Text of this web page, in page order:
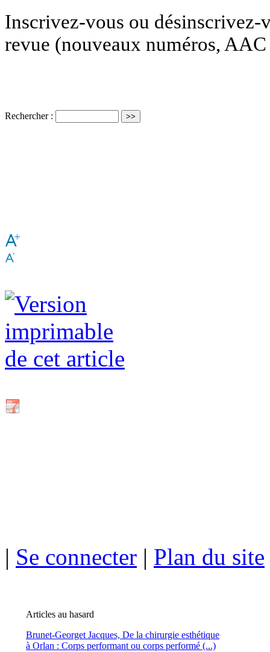
Inscrivez-vous ou
revue (nouveaux numéros,
Rechercher :
| Se connecter | Plan du site
Articles au hasard
Brunet-Georget Jacques, De la chirurgie esthétique
à Orlan : Corps performant ou corps performé (...)